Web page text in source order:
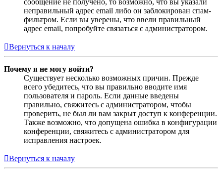
сообщение не получено, то возможно, что вы указали
неправильный адрес email либо он заблокирован спам-
фильтром. Если вы уверены, что ввели правильный
адрес email, попробуйте связаться с администратором.
Вернуться к началу
Почему я не могу войти?
Существует несколько возможных причин. Прежде
всего убедитесь, что вы правильно вводите имя
пользователя и пароль. Если данные введены
правильно, свяжитесь с администратором, чтобы
проверить, не был ли вам закрыт доступ к конференции.
Также возможно, что допущена ошибка в конфигурации
конференции, свяжитесь с администратором для
исправления настроек.
Вернуться к началу